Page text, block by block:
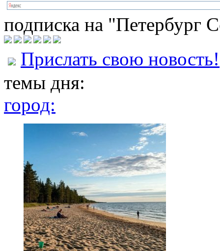
подписка на "Петербург
Прислать свою новость!
темы дня:
город: